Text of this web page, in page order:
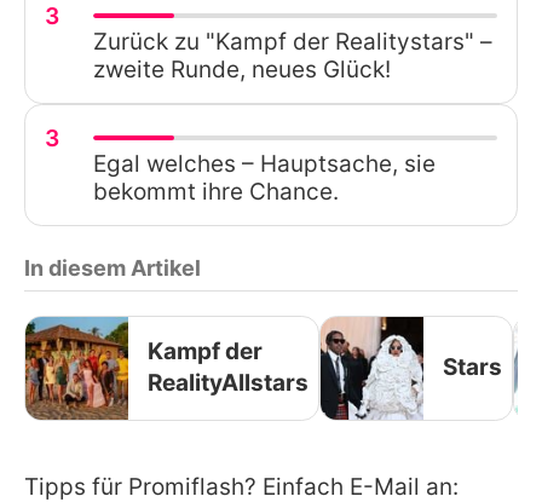
3
Zurück zu "Kampf der Realitystars" –
zweite Runde, neues Glück!
3
Egal welches – Hauptsache, sie
bekommt ihre Chance.
In diesem Artikel
Kampf der
RealityAllstars
Stars
Tipps für Promiflash? Einfach E-Mail an: